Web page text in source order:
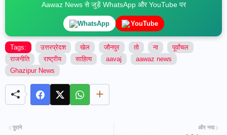
Aawaz News से जुड़ें WhatsApp और YouTube पर
WhatsApp YouTube
Tags: उत्तरप्रेदश खेल जौनपुर तो ना
पूर्वांचल
राजनीति
राष्ट्रीय साहित्य aavaj
aawaz news
Ghazipur News
और नया
पुराने